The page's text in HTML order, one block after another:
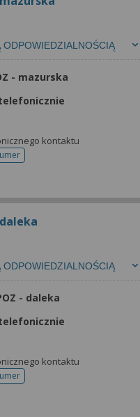
- mazurska
kontaktu
do rejestracji
- daleka
kontaktu
do rejestracji